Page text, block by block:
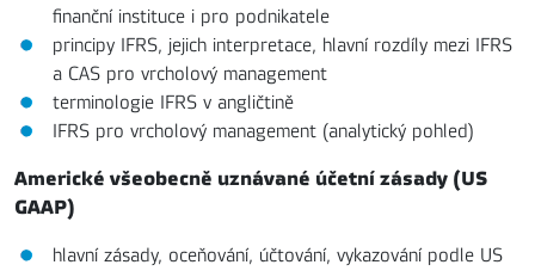
finanční instituce i pro podnikatele
principy IFRS, jejich interpretace, hlavní rozdíly mezi IFRS
a CAS pro vrcholový management
terminologie IFRS v angličtině
IFRS pro vrcholový management (analytický pohled)
Americké všeobecně uznávané účetní zásady (US
GAAP)
hlavní zásady, oceňování, účtování, vykazování podle US